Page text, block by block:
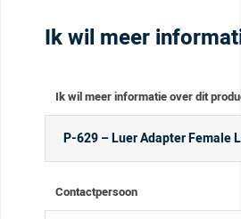
Ik wil meer
Ik wil meer informatie over dit
Contactpersoon